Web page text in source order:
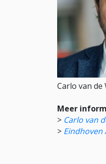
Carlo van de
Meer
> Carlo van
> Eindhoven